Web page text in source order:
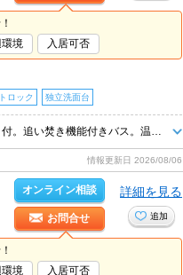
環境 入居可否
ロック 独立洗面台
情報更新日 2026/08/06
オンライン相談
お問合せ
詳細を見る
追加
環境 入居可否